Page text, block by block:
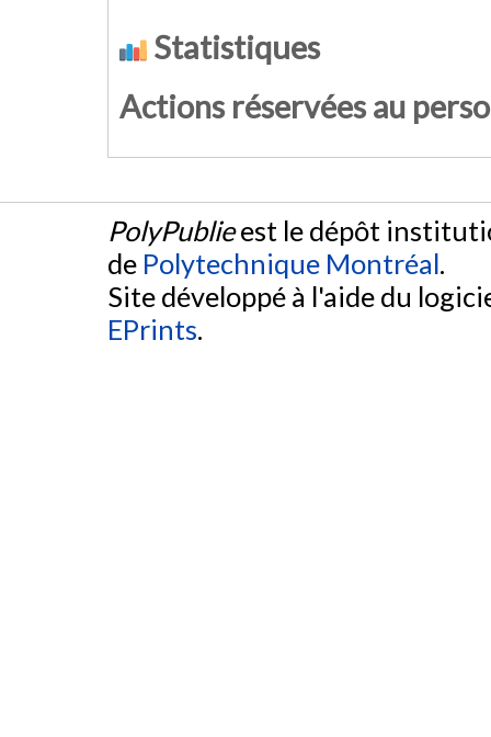
Statistiques
Actions réservées au
PolyPublieest le dépôt
de Polytechnique Montréal.
Site développé à l'aide du
EPrints.